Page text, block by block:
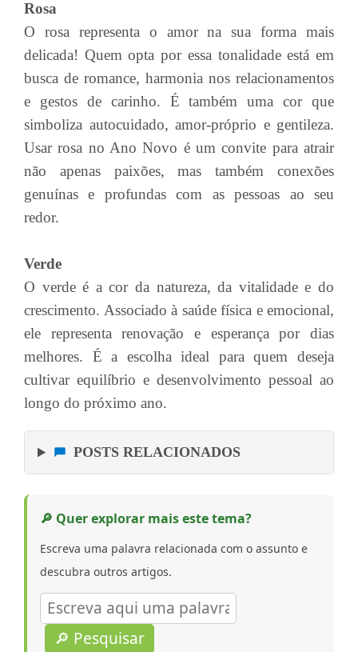
Rosa
O rosa representa o amor na sua forma mais
delicada! Quem opta por essa tonalidade está em
busca de romance, harmonia nos relacionamentos
e gestos de carinho. É também uma cor que
simboliza autocuidado, amor-próprio e gentileza.
Usar rosa no Ano Novo é um convite para atrair
não apenas paixões, mas também conexões
genuínas e profundas com as pessoas ao seu
redor.
Verde
O verde é a cor da natureza, da vitalidade e do
crescimento. Associado à saúde física e emocional,
ele representa renovação e esperança por dias
melhores. É a escolha ideal para quem deseja
cultivar equilíbrio e desenvolvimento pessoal ao
longo do próximo ano.
POSTS RELACIONADOS
🔎 Quer explorar mais este tema?
Escreva uma palavra relacionada com o assunto e
descubra outros artigos.
🔎 Pesquisar